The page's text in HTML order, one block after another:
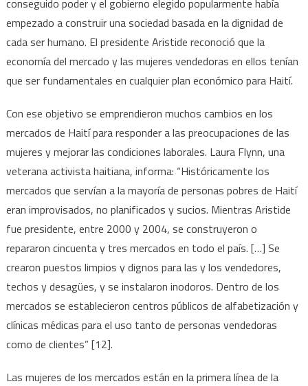
empezado a construir una sociedad basada en la dignidad de
cada ser humano. El presidente Aristide reconoció que la
economía del mercado y las mujeres vendedoras en ellos tenían
que ser fundamentales en cualquier plan económico para Haití.
Con ese objetivo se emprendieron muchos cambios en los
mercados de Haití para responder a las preocupaciones de las
mujeres y mejorar las condiciones laborales. Laura Flynn, una
veterana activista haitiana, informa: “Históricamente los
mercados que servían a la mayoría de personas pobres de Haití
eran improvisados, no planificados y sucios. Mientras Aristide
fue presidente, entre 2000 y 2004, se construyeron o
repararon cincuenta y tres mercados en todo el país. […] Se
crearon puestos limpios y dignos para las y los vendedores,
techos y desagües, y se instalaron inodoros. Dentro de los
mercados se establecieron centros públicos de alfabetización y
clínicas médicas para el uso tanto de personas vendedoras
como de clientes” [12].
Las mujeres de los mercados están en la primera línea de la